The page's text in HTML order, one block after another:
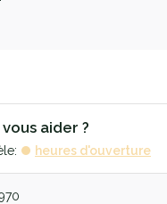
aider ?
heures d'ouverture